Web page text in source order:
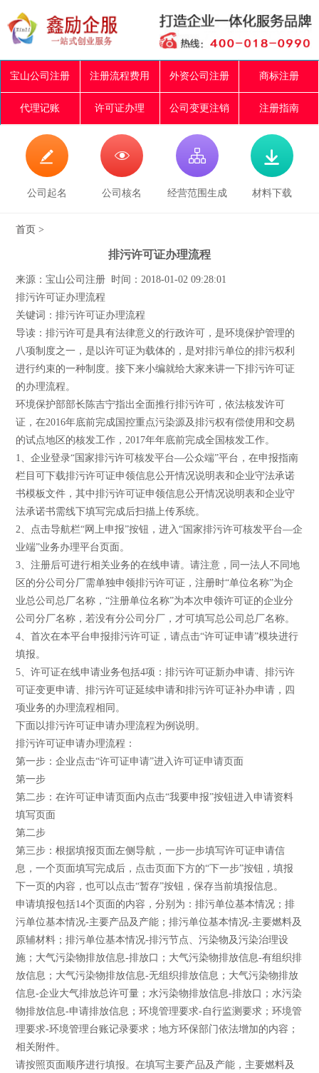
宝山公司注册 注册流程费用 外资公司注册 商标注册
代理记账 许可证办理 公司变更注销 注册指南

公司起名

公司核名

经营范围生成

材料下载
首页 >
排污许可证办理流程
来源：宝山公司注册 时间：2018-01-02 09:28:01
排污许可证办理流程
关键词：排污许可证办理流程
导读：排污许可是具有法律意义的行政许可，是环境保护管理的
八项制度之一，是以许可证为载体的，是对排污单位的排污权利
进行约束的一种制度。接下来小编就给大家来讲一下排污许可证
的办理流程。
环境保护部部长陈吉宁指出全面推行排污许可，依法核发许可
证，在2016年底前完成国控重点污染源及排污权有偿使用和交易
的试点地区的核发工作，2017年年底前完成全国核发工作。
1、企业登录“国家排污许可核发平台—公众端”平台，在申报指南
栏目可下载排污许可证申领信息公开情况说明表和企业守法承诺
书模板文件，其中排污许可证申领信息公开情况说明表和企业守
法承诺书需线下填写完成后扫描上传系统。
2、点击导航栏“网上申报”按钮，进入“国家排污许可核发平台—企
业端”业务办理平台页面。
3、注册后可进行相关业务的在线申请。请注意，同一法人不同地
区的分公司分厂需单独申领排污许可证，注册时“单位名称”为企
业总公司总厂名称，“注册单位名称”为本次申领许可证的企业分
公司分厂名称，若没有分公司分厂，才可填写总公司总厂名称。
4、首次在本平台申报排污许可证，请点击“许可证申请”模块进行
填报。
5、许可证在线申请业务包括4项：排污许可证新办申请、排污许
可证变更申请、排污许可证延续申请和排污许可证补办申请，四
项业务的办理流程相同。
下面以排污许可证申请办理流程为例说明。
排污许可证申请办理流程：
第一步：企业点击“许可证申请”进入许可证申请页面
第一步
第二步：在许可证申请页面内点击“我要申报”按钮进入申请资料
填写页面
第二步
第三步：根据填报页面左侧导航，一步一步填写许可证申请信
息，一个页面填写完成后，点击页面下方的“下一步”按钮，填报
下一页的内容，也可以点击“暂存”按钮，保存当前填报信息。
申请填报包括14个页面的内容，分别为：排污单位基本情况；排
污单位基本情况-主要产品及产能；排污单位基本情况-主要燃料及
原辅材料；排污单位基本情况-排污节点、污染物及污染治理设
施；大气污染物排放信息-排放口；大气污染物排放信息-有组织排
放信息；大气污染物排放信息-无组织排放信息；大气污染物排放
信息-企业大气排放总许可量；水污染物排放信息-排放口；水污染
物排放信息-申请排放信息；环境管理要求-自行监测要求；环境管
理要求-环境管理台账记录要求；地方环保部门依法增加的内容；
相关附件。
请按照页面顺序进行填报。在填写主要产品及产能，主要燃料及